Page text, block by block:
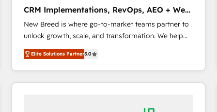
2️⃣ AIエージェント組織構築 営業・マーケティング業務
の一部をAIが自律実行する組織への移行を設計・実装。
Breeze・Claude等をHubSpotと連携させ、役割定義・
運用ルール・成果指標まで含めて設計します。 3️⃣ 全社
DX × AI推進のPMO伴走支援 複数部門をまたぐDX×AI変
革を、構想から実装・定着までPMOとして主導。「設
定の代行ではなく、設計の責任」を引き受け、部門横断
計・構築：リード獲得・CVR・SEOを前提にした情報設
CRM Implementations, RevOps, AEO + Web,
Demand Gen
New Breed is where go-to-market teams partner to
unlock growth, scale, and transformation. We help
companies activate HubSpot’s AI-powered
customer platform and operationalize HubSpot’s
Loop Marketing framework through expert-led
services, smart agents, and purpose-built apps,
Elite Solutions Partner5.0